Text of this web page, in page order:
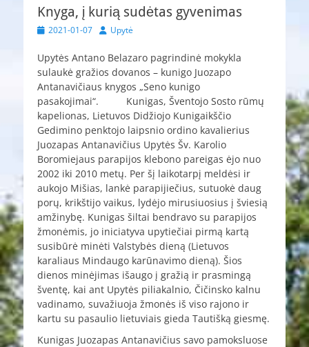
Knyga, į kurią sudėtas gyvenimas
Paskelbta
2021-01-07 Autorius
Upytė
Upytės Antano Belazaro pagrindinė mokykla
sulaukė gražios dovanos – kunigo Juozapo
Antanavičiaus knygos „Seno kunigo
pasakojimai“. Kunigas, Šventojo Sosto rūmų
kapelionas, Lietuvos Didžiojo Kunigaikščio
Gedimino penktojo laipsnio ordino kavalierius
Juozapas Antanavičius Upytės Šv. Karolio
Boromiejaus parapijos klebono pareigas ėjo nuo
2002 iki 2010 metų. Per šį laikotarpį meldėsi ir
aukojo Mišias, lankė parapijiečius, sutuokė daug
porų, krikštijo vaikus, lydėjo mirusiuosius į šviesią
amžinybę. Kunigas šiltai bendravo su parapijos
žmonėmis, jo iniciatyva upytiečiai pirmą kartą
susibūrė minėti Valstybės dieną (Lietuvos
karaliaus Mindaugo karūnavimo dieną). Šios
dienos minėjimas išaugo į gražią ir prasmingą
šventę, kai ant Upytės piliakalnio, Čičinsko kalnu
vadinamo, suvažiuoja žmonės iš viso rajono ir
kartu su pasaulio lietuviais gieda Tautišką giesmę.
Kunigas Juozapas Antanavičius savo pamoksluose